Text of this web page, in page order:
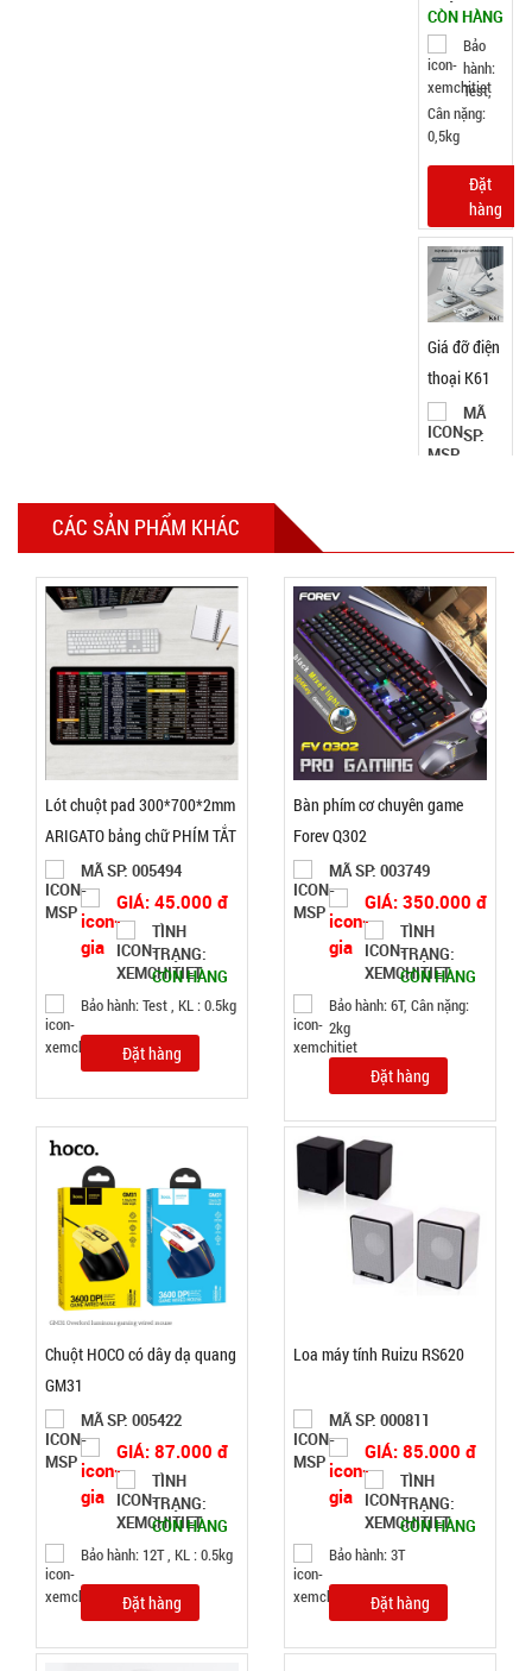
GIÁ:
38.000 đ
TÌNH
TRẠNG:
CÒN HÀNG
Bảo
hành:
Test ,
Cân nặng :
0.3kg
Đặt
hàng
love MÃ
SP:
000928
GIÁ:
9.900 đ
TRẠNG:
Bảo
mini nhiều
màu
MÃ
SP:
TRẠNG:
CÒN HÀNG
Đặt
CÁC SẢN PHẨM KHÁC
Lót chuột pad 300*700*2mm
ARIGATO bảng chữ PHÍM TẮT
( T100 , Full VAT )
MÃ SP: 005494
GIÁ: 45.000 đ
TÌNH
TRẠNG:
CÒN HÀNG
Bảo hành: Test , KL : 0.5kg
Đặt hàng
Bàn phím cơ chuyên game
Forev Q302
MÃ SP: 003749
GIÁ: 350.000 đ
TÌNH
TRẠNG:
CÒN HÀNG
Bảo hành: 6T, Cân nặng:
2kg
Đặt hàng
Chuột HOCO có dây dạ quang
GM31
MÃ SP: 005422
GIÁ: 87.000 đ
TÌNH
TRẠNG:
CÒN HÀNG
Bảo hành: 12T , KL : 0.5kg
Đặt hàng
Loa máy tính Ruizu RS620
MÃ SP: 000811
GIÁ: 85.000 đ
TÌNH
TRẠNG:
CÒN HÀNG
Bảo hành: 3T
Đặt hàng